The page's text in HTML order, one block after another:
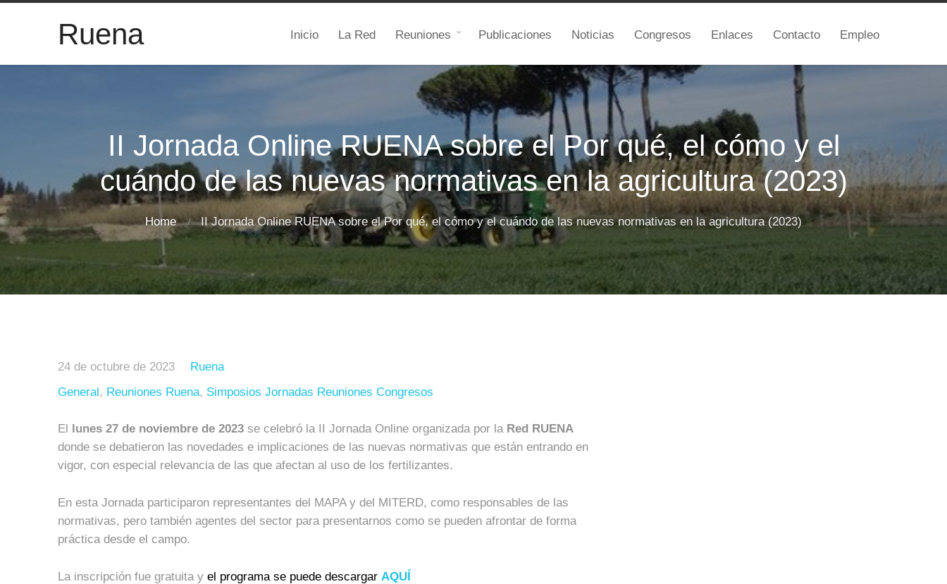
Ruena Inicio La Red Reuniones Publicaciones Noticias Congresos Enlaces Contacto Empleo
II Jornada Online RUENA sobre el Por qué, el cómo y el
cuándo de las nuevas normativas en la agricultura (2023)
Home II Jornada Online RUENA sobre el Por qué, el cómo y el cuándo de las nuevas normativas en la agricultura (2023)
24 de octubre de 2023
Ruena
General, Reuniones Ruena, Simposios Jornadas Reuniones Congresos
El lunes 27 de noviembre de 2023 se celebró la II Jornada Online organizada por la Red RUENA
donde se debatieron las novedades e implicaciones de las nuevas normativas que están entrando en
vigor, con especial relevancia de las que afectan al uso de los fertilizantes.
En esta Jornada participaron representantes del MAPA y del MITERD, como responsables de las
normativas, pero también agentes del sector para presentarnos como se pueden afrontar de forma
práctica desde el campo.
La inscripción fue gratuita y el programa se puede descargar AQUÍ